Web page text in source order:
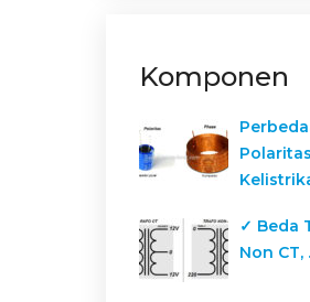
Komponen
✓ Beda
Non CT,